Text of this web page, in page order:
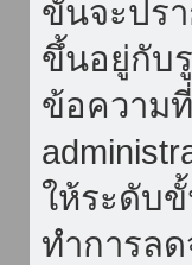
ขั้นจะปร
ขึ้นอยู่กับ
ข้อความ
ให้ระดับ
ทำการล